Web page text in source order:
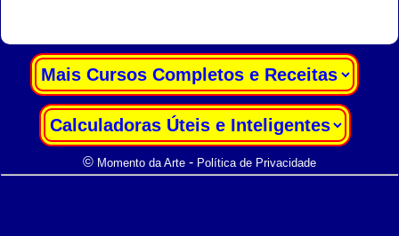
© Momento da Arte- Política de Privacidade